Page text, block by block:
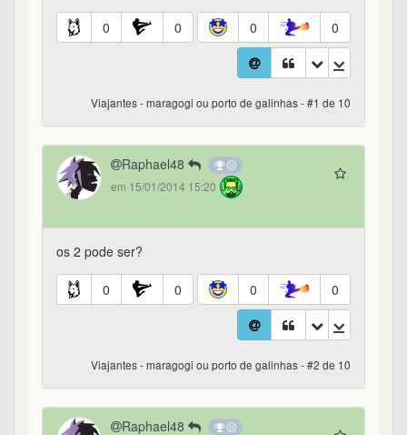
0 0 0 0
Viajantes - maragogi ou porto de galinhas - #1 de 10
Raphael48
em 15/01/2014 15:20
os 2 pode ser?
0 0 0 0
Viajantes - maragogi ou porto de galinhas - #2 de 10
Raphael48